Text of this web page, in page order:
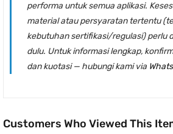
performa untuk semua aplikasi.
material atau persyaratan tertentu
kebutuhan sertifikasi/regulasi) perlu
dulu. Untuk informasi lengkap,
dan kuotasi — hubungi kami via
Customers Who Viewed This